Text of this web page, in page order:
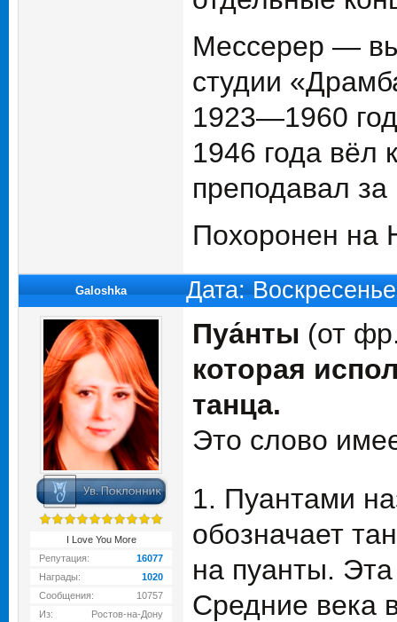
Мессерер —
студии
1923—1960
1946 года вёл
преподавал за
Похоронен на
Galoshka Дата:
I Love You More
Репутация:
16077
Награды:
1020
Сообщения:
10757
Из:
Ростов-на-Дону
Пуа́нты (от
которая
танца.
Это слово
1. Пуантами
обозначает
на пуанты.
Средние века